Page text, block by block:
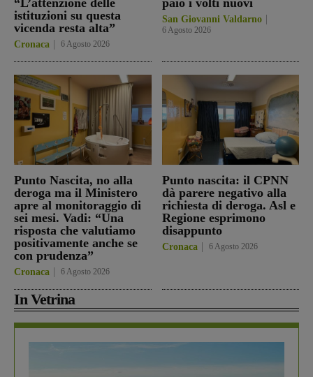
istituzioni su questa
vicenda resta alta”
Cronaca 6 Agosto 2026
San Giovanni Valdarno
6 Agosto 2026
Punto Nascita, no alla
deroga ma il Ministero
apre al monitoraggio di
sei mesi. Vadi: “Una
risposta che valutiamo
positivamente anche se
con prudenza”
Cronaca 6 Agosto 2026
Punto nascita: il CPNN
dà parere negativo alla
richiesta di deroga. Asl e
Regione esprimono
disappunto
Cronaca 6 Agosto 2026
In Vetrina